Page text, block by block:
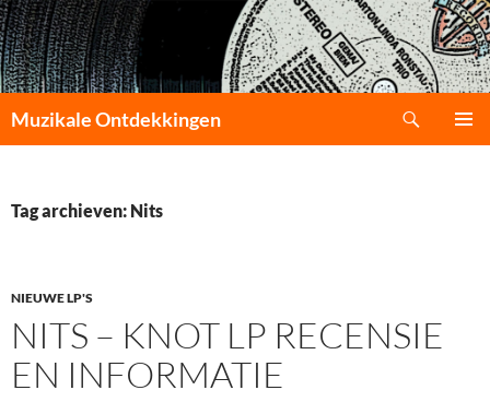
Muzikale Ontdekkingen
INHOUD
Tag archieven: Nits
NIEUWE LP'S
NITS – KNOT LP RECENSIE
EN INFORMATIE